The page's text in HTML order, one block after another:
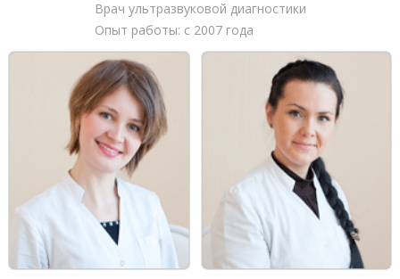
Врач ультразвуковой диагностики
Опыт работы: с 2007 года